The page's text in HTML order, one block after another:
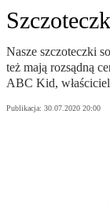
Nasze szczoteczki
też mają rozsądną
ABC Kid,
Publikacja: 30.07.2020 20:00